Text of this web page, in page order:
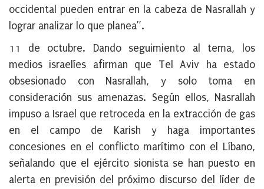
occidental pueden entrar en la cabeza de Nasrallah y
lograr analizar lo que planea”.
11 de octubre. Dando seguimiento al tema, los
medios israelíes afirman que Tel Aviv ha estado
obsesionado con Nasrallah, y solo toma en
consideración sus amenazas. Según ellos, Nasrallah
impuso a Israel que retroceda en la extracción de gas
en el campo de Karish y haga importantes
concesiones en el conflicto marítimo con el Líbano,
señalando que el ejército sionista se han puesto en
alerta en previsión del próximo discurso del líder de